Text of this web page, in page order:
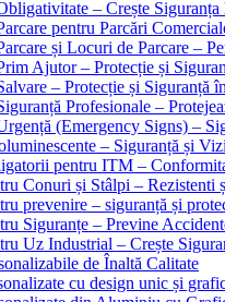
– Crește
pentru Parcări
și Locuri de Parcare –
Ajutor – Protecție și
– Protecție și Siguranță
Profesionale –
(Emergency Signs) –
– Siguranță și
pentru ITM –
Conuri și Stâlpi – Rezistenti
prevenire – siguranță și
Siguranțe – Previne
Uz Industrial – Crește
de Înaltă Calitate
cu design unic și